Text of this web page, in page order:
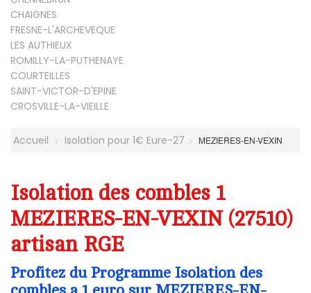
CHAIGNES
FRESNE-L'ARCHEVEQUE
LES AUTHIEUX
ROMILLY-LA-PUTHENAYE
COURTEILLES
SAINT-VICTOR-D'EPINE
CROSVILLE-LA-VIEILLE
Accueil Isolation pour 1€ Eure-27 MEZIERES-EN-VEXIN
Isolation des combles 1
MEZIERES-EN-VEXIN (27510)
artisan RGE
Profitez du Programme Isolation des